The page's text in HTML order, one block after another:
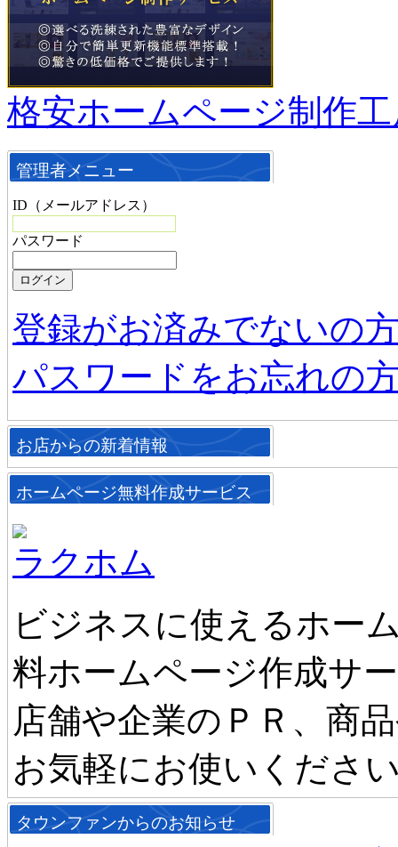
格安ホームページ制作
管理者メニュー
ID（メールアドレス）
パスワード
登録がお済みでないの
パスワードをお忘れの
お店からの新着情報
ホームページ無料作成サービス
ラクホム
ビジネスに使えるホー
料ホームページ作成サ
店舗や企業のＰＲ、商
お気軽にお使いくださ
タウンファンからのお知らせ